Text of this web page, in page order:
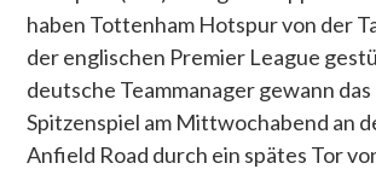
haben Tottenham Hotspur von der
der englischen Premier League
deutsche Teammanager gewann
Spitzenspiel am Mittwochabend an
Anfield Road durch ein spätes Tor